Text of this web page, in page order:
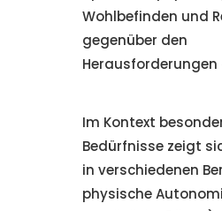
Wohlbefinden und
gegenüber den
Herausforderungen
Im Kontext
Bedürfnisse zeigt
in verschiedenen
physische